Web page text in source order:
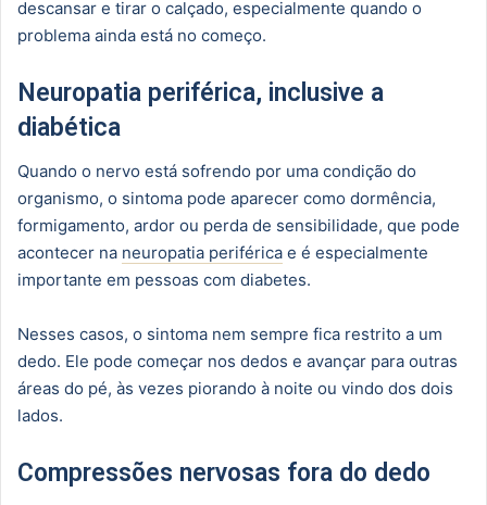
descansar e tirar o calçado, especialmente quando o
problema ainda está no começo.
Neuropatia periférica, inclusive a
diabética
Quando o nervo está sofrendo por uma condição do
organismo, o sintoma pode aparecer como dormência,
formigamento, ardor ou perda de sensibilidade, que pode
acontecer na neuropatia periférica e é especialmente
importante em pessoas com diabetes.
Nesses casos, o sintoma nem sempre fica restrito a um
dedo. Ele pode começar nos dedos e avançar para outras
áreas do pé, às vezes piorando à noite ou vindo dos dois
lados.
Compressões nervosas fora do dedo